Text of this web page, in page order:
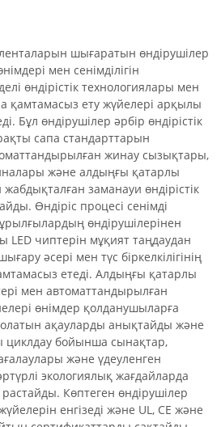
шығаратын өндірушілер
мен сенімділігін
өндірістік технологиялары мен
қамтамасыз ету жүйелері арқылы
Бұл өндірушілер әрбір өндірістік
сапа стандарттарын
жинау сызықтары,
және алдыңғы қатарлы
заманауи өндірістік
Өндіріс процесі сенімді
өндірушілерінен
чиптерін мұқият таңдаудан
әсері мен түс біркелкілігінің
етеді. Алдыңғы қатарлы
мен автоматтандырылған
өнімдер қолданушыларға
ақауларды анықтайды және
бойынша сынақтар,
және үдеуленген
экологиялық жағдайларда
Көптеген өндірушілер
енгізеді және UL, CE және